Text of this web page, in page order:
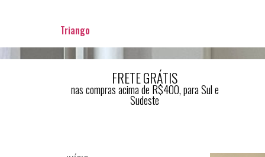
Triango
FRETE GRÁTIS
nas compras acima de R$400, para Sul e
Sudeste